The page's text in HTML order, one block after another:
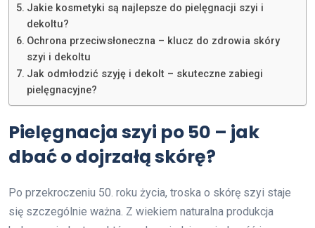
Jakie kosmetyki są najlepsze do pielęgnacji szyi i
dekoltu?
Ochrona przeciwsłoneczna – klucz do zdrowia skóry
szyi i dekoltu
Jak odmłodzić szyję i dekolt – skuteczne zabiegi
pielęgnacyjne?
Pielęgnacja szyi po 50 – jak
dbać o dojrzałą skórę?
Po przekroczeniu 50. roku życia, troska o skórę szyi staje
się szczególnie ważna. Z wiekiem naturalna produkcja